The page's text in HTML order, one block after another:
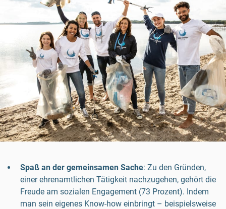
Spaß an der gemeinsamen Sache: Zu den Gründen,
einer ehrenamtlichen Tätigkeit nachzugehen, gehört die
Freude am sozialen Engagement (73 Prozent). Indem
man sein eigenes Know-how einbringt – beispielsweise